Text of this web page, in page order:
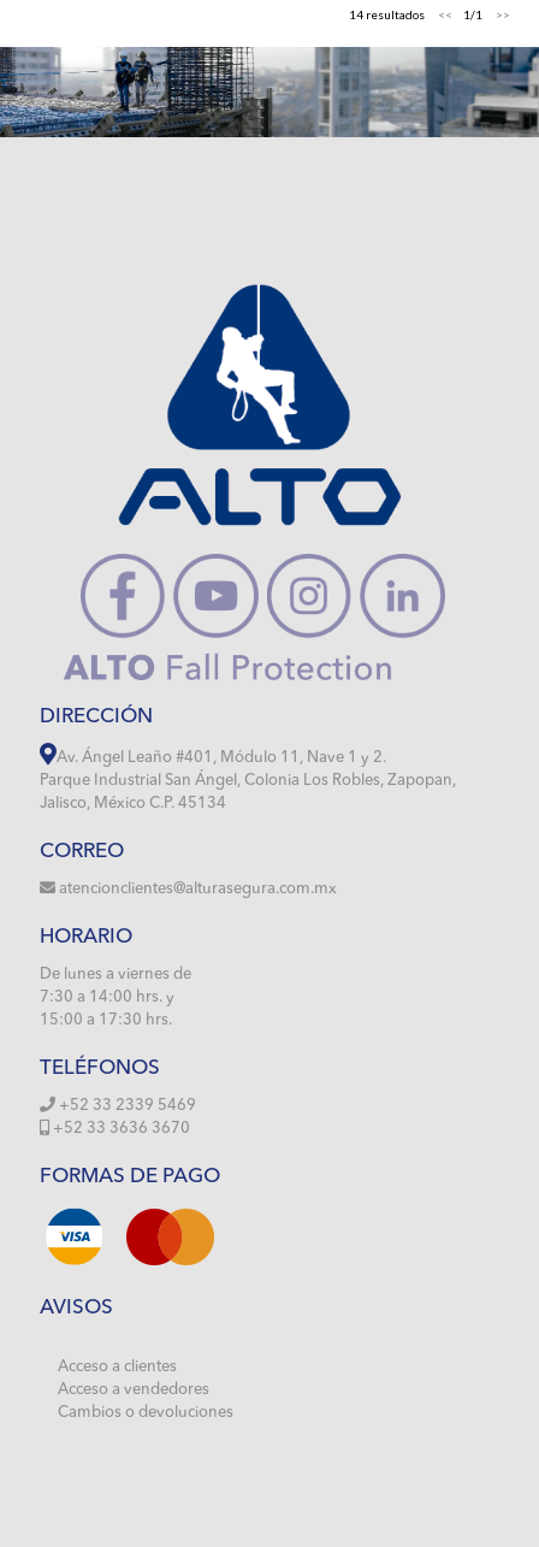
14 resultados 1/1
DIRECCIÓN
Av. Ángel Leaño #401, Módulo 11, Nave 1 y 2.
Parque Industrial San Ángel, Colonia Los Robles, Zapopan,
Jalisco, México C.P. 45134
CORREO
atencionclientes@alturasegura.com.mx
HORARIO
De lunes a viernes de
7:30 a 14:00 hrs. y
15:00 a 17:30 hrs.
TELÉFONOS
+52 33 2339 5469
+52 33 3636 3670
FORMAS DE PAGO
AVISOS
Acceso a clientes
Acceso a vendedores
Cambios o devoluciones